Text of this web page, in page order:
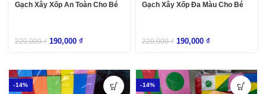
Gạch Xây Xốp An Toàn Cho Bé
220,000₫ 190,000 ₫
Gạch Xây Xốp Đa Màu Cho Bé
220,000₫ 190,000 ₫
-14% -14%